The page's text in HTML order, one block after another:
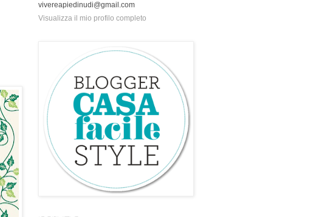
vivereapiedinudi@gmail.com
Visualizza il mio profilo completo